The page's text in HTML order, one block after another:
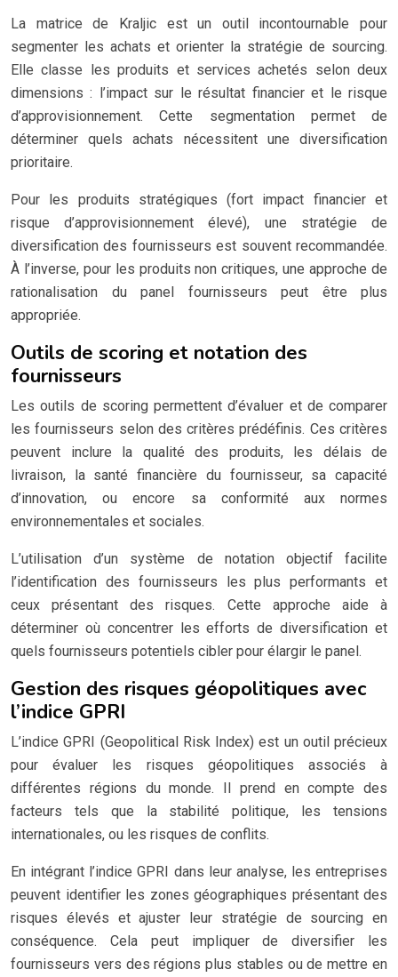
La matrice de Kraljic est un outil incontournable pour
segmenter les achats et orienter la stratégie de sourcing.
Elle classe les produits et services achetés selon deux
dimensions : l’impact sur le résultat financier et le risque
d’approvisionnement. Cette segmentation permet de
déterminer quels achats nécessitent une diversification
prioritaire.
Pour les produits stratégiques (fort impact financier et
risque d’approvisionnement élevé), une stratégie de
diversification des fournisseurs est souvent recommandée.
À l’inverse, pour les produits non critiques, une approche de
rationalisation du panel fournisseurs peut être plus
appropriée.
Outils de scoring et notation des
fournisseurs
Les outils de scoring permettent d’évaluer et de comparer
les fournisseurs selon des critères prédéfinis. Ces critères
peuvent inclure la qualité des produits, les délais de
livraison, la santé financière du fournisseur, sa capacité
d’innovation, ou encore sa conformité aux normes
environnementales et sociales.
L’utilisation d’un système de notation objectif facilite
l’identification des fournisseurs les plus performants et
ceux présentant des risques. Cette approche aide à
déterminer où concentrer les efforts de diversification et
quels fournisseurs potentiels cibler pour élargir le panel.
Gestion des risques géopolitiques avec
l’indice GPRI
L’indice GPRI (Geopolitical Risk Index) est un outil précieux
pour évaluer les risques géopolitiques associés à
différentes régions du monde. Il prend en compte des
facteurs tels que la stabilité politique, les tensions
internationales, ou les risques de conflits.
En intégrant l’indice GPRI dans leur analyse, les entreprises
peuvent identifier les zones géographiques présentant des
risques élevés et ajuster leur stratégie de sourcing en
conséquence. Cela peut impliquer de diversifier les
fournisseurs vers des régions plus stables ou de mettre en